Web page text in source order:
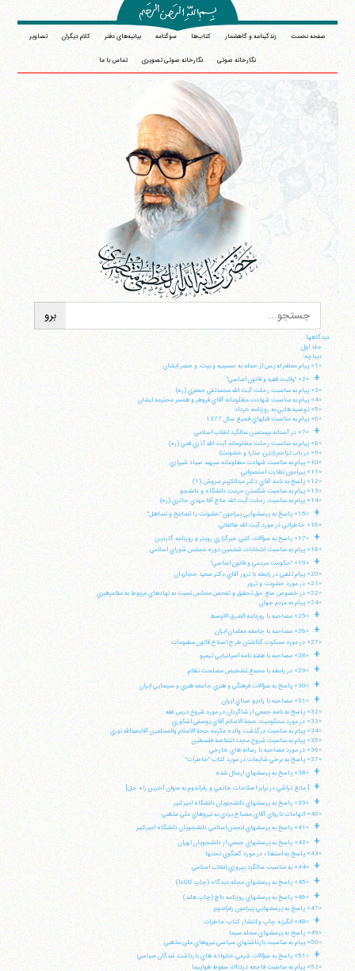
صفحه نخست زندگینامه و گاهشمار کتاب‌ها سوگنامه بیانیه‌های دفتر کلام دیگران تصاویر
نگارخانه صوتی نگارخانه صوتی تصویری تماس با ما
دیدگاهها
جلد اول
ديباچه:
«1» پيام معظم له پس از حمله به حسينيه و بيت، و حصر ايشان
+
«2» "ولايت فقيه و قانون اساسي"
«3» پيام به مناسبت رحلت آيت الله محمدتقي جعفري (ره)
«4» پيام به مناسبت شهادت مظلومانه آقاي فروهر و همسر محترمه ايشان
«5» توصيه هايي به روزنامه خرداد
«6» پيام به مناسبت قتلهاي فجيع سال 1377
+
«7» در آستانه بيستمين سالگرد انقلاب اسلامي
«8» پيام به مناسبت رحلت مظلومانه آيت الله آذري قمي (ره)
«9» در باب تزاحم (دين، مدارا و خشونت)
«10» پيام به مناسبت شهادت مظلومانه سپهبد صياد شيرازي
«11» پيرامون نظارت استصوابي
«12» پاسخ به نامه آقاي دكتر عبدالكريم سروش (1)
«13» پيام به مناسبت شكستن حرمت دانشگاه و دانشجو
«14» پپام به مناسبت رحلت آيت الله حاج آقا مهدي حائري (ره)
+
«15» پاسخ به پرسشهايي پيرامون "خشونت يا تسامح و تساهل"
«16» خاطراتي در مورد آيت الله طالقاني
+
«17» پاسخ به سؤالات كتبي خبرگزاري رويتر و روزنامه گاردين
«18» پيام به مناسبت انتخابات ششمين دوره مجلس شوراي اسلامي
+
«19» "حكومت مردمي و قانون اساسي"
«20» پيام تلفني در رابطه با ترور آقاي دكتر سعيد حجاريان
«21» در مورد خشونت و ترور
«22» در خصوص منع حق تحقيق و تفحص مجلس نسبت به نهادهاي مربوط به مقامرهبري
«24» پيام به مردم جهان
+ «25» مصاحبه با روزنامه الشرق الاوسط
+
«26» مصاحبه با جامعه معلمان ايران
«27» در مورد مسكوت گذاشتن طرح اصلاح قانون مطبوعات
+ «28» مصاحبه با هفته نامه اسپانيايي تيمپو
+ «29» در رابطه با مجمع تشخيص مصلحت نظام
+ «30» پاسخ به سؤالات فرهنگي و هنري جامعه هنري و سينمايي ايران
+
«31» مصاحبه با راديو صداي ايران
«32» پاسخ به نامه جمعي از شاگردان در مورد شروع درس فقه
«33» در مورد محكوميت حجة الاسلام آقاي يوسفي اشكوري
«34» پيام به مناسبت درگذشت والده مكرمه حجة الاسلام والمسلمين آقايعبدالله نوري
«35» پيام به مناسبت شروع مجدد انتفاضه فلسطين
«36» در مورد مصاحبه با رسانه هاي خارجي
«37» پاسخ به برخي شايعات در مورد كتاب "خاطرات"
+ «38» پاسخ به پرسشهاي ارسال شده
+ [ مانع تراشي در برابر اصلاحات خاتمي و رفراندوم به عنوان آخرين راه حل]
+
«39» پاسخ به پرسشهاي دانشجويان دانشگاه اميركبير
«40» اتهامات نارواي آقاي مصباح يزدي به نيروهاي ملي مذهبي
+ «41» پاسخ به پرسشهاي انجمن اسلامي دانشجويان دانشگاه اميركبير
+
«42» پاسخ به پرسشهاي جمعي از دانشجويان تهران
«43» پاسخ به استفتاء در مورد گفتگوي تمدنها
+ «44» به مناسبت سالگرد پيروزي انقلاب اسلامي
+ «45» پاسخ به پرسشهاي مجله ديدگاه (چاپ كانادا)
+
«46» پاسخ به پرسشهاي روزنامه داچ (چاپ هلند)
«47» پاسخ به پرسشهايي پيرامون رفراندوم
+
«48» انگيزه چاپ و انتشار كتاب خاطرات
«49» پاسخ به پرسشهاي مجله سيما
«50» پيام به مناسبت بازداشتهاي سياسي نيروهاي ملي مذهبي
+
«51» پاسخ به سؤالات شرعي خانواده هاي بازداشت شدگان سياسي
«52» پپام به مناسبت فاجعه دردناك سقوط هواپيما